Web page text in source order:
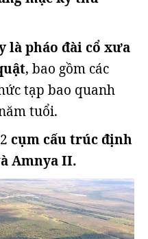
là pháo đài cổ xưa
, bao gồm các
tạp bao quanh
tuổi.
cụm cấu trúc định
Amnya II.